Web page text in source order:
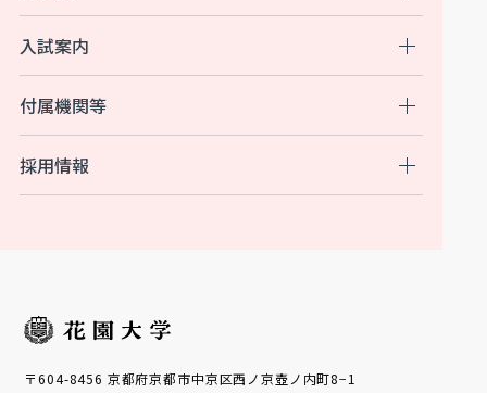
入試案内
付属機関等
採用情報
〒604-8456 京都府京都市中京区西ノ京壺ノ内町8−1